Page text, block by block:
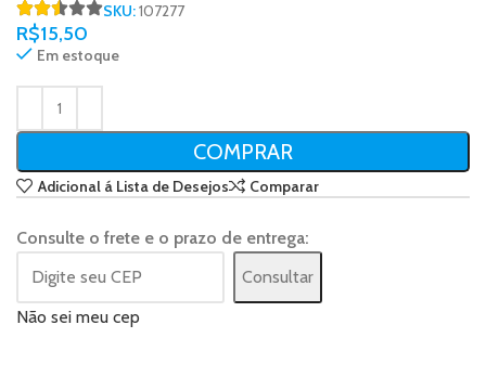
SKU:107277
R$15,50
Em estoque
COMPRAR
Adicional á Lista de Desejos Comparar
Consulte o frete e o prazo de entrega:
Consultar
Não sei meu cep